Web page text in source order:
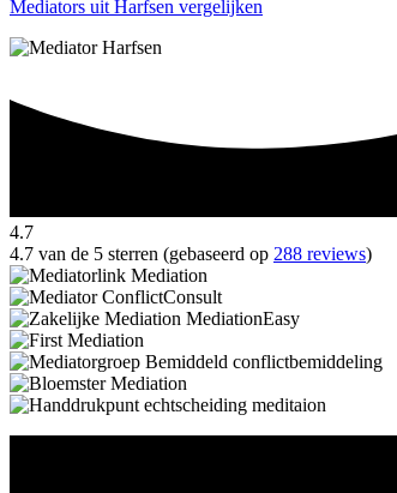
Mediators uit Harfsen vergelijken
4.7
4.7 van de 5 sterren (gebaseerd op 288 reviews)